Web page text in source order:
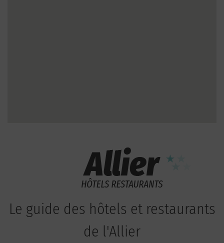
Le guide des hôtels et restaurants
de l'Allier